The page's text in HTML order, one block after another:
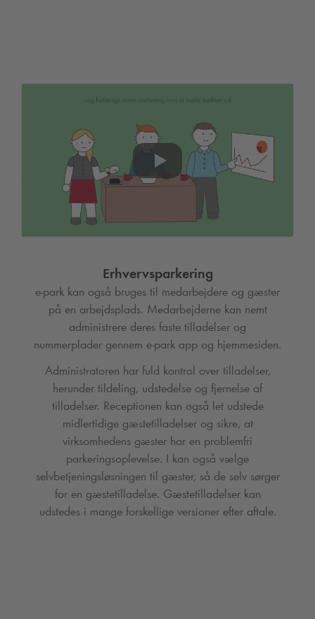
Erhvervsparkering
e-park kan også bruges til medarbejdere og gæster
på en arbejdsplads. Medarbejderne kan nemt
administrere deres faste tilladelser og
nummerplader gennem e-park app og hjemmesiden.
Administratoren har fuld kontrol over tilladelser,
herunder tildeling, udstedelse og fjernelse af
tilladelser. Receptionen kan også let udstede
midlertidige gæstetilladelser og sikre, at
virksomhedens gæster har en problemfri
parkeringsoplevelse. I kan også vælge
selvbetjeningsløsningen til gæster, så de selv sørger
for en gæstetilladelse. Gæstetilladelser kan
udstedes i mange forskellige versioner efter aftale.